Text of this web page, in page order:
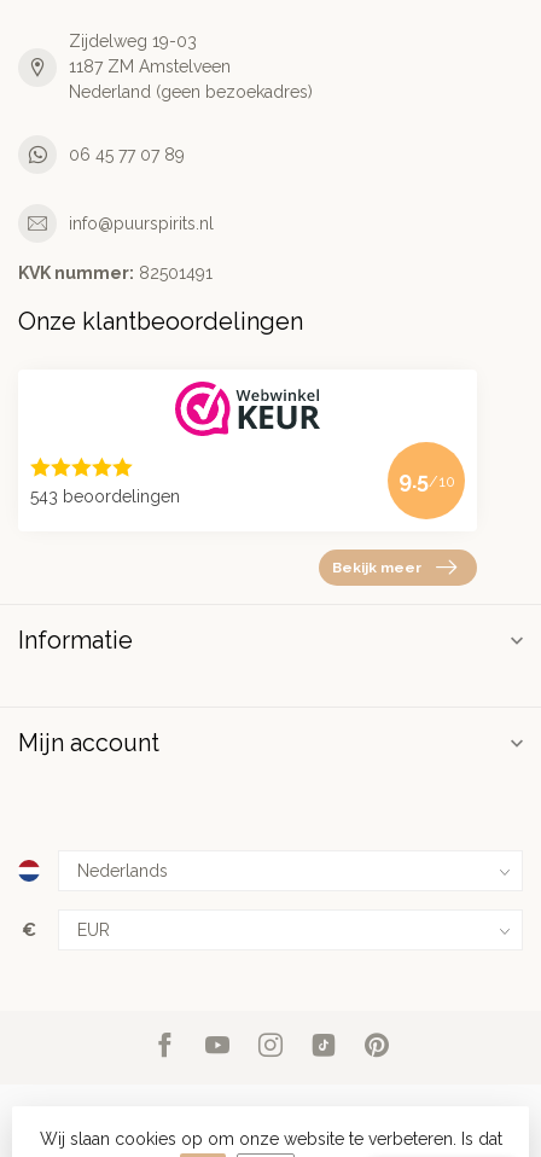
Zijdelweg 19-03
1187 ZM Amstelveen
Nederland (geen bezoekadres)
06 45 77 07 89
info@puurspirits.nl
KVK nummer: 82501491
Onze klantbeoordelingen
543 beoordelingen
9.5/10
Bekijk meer
Informatie
Mijn account
€
© Copyright 2026 PuurSpirits.nl- Powered byLightspeed-
Wij slaan cookies op om onze website te verbeteren. Is dat